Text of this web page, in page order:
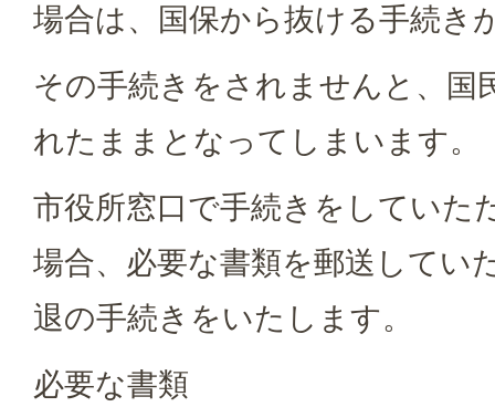
場合は、国保から抜ける手続き
その手続きをされませんと、国
れたままとなってしまいます。
市役所窓口で手続きをしていた
場合、必要な書類を郵送してい
退の手続きをいたします。
必要な書類